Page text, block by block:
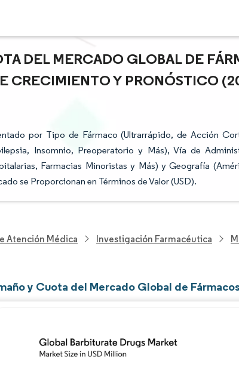
DEL MERCADO GLOBAL DE
CRECIMIENTO Y PRONÓSTICO
por Tipo de Fármaco (Ultrarrápido, de Acción
Insomnio, Preoperatorio y Más), Vía de
Farmacias Minoristas y Más) y Geografía
se Proporcionan en Términos de Valor (USD).
Atención Médica Investigación Farmacéutica
y Cuota del Mercado Global de